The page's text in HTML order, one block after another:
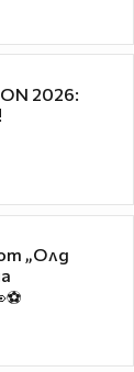
2026:
„Олд